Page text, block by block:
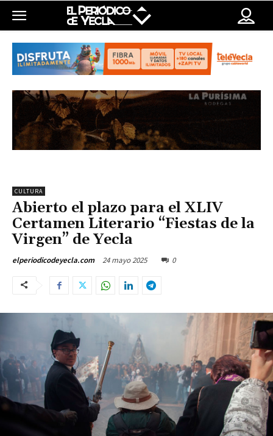
CULTURA
Abierto el plazo para el XLIV
Certamen Literario “Fiestas de la
Virgen” de Yecla
elperiodicodeyecla.com 24 mayo 2025 0